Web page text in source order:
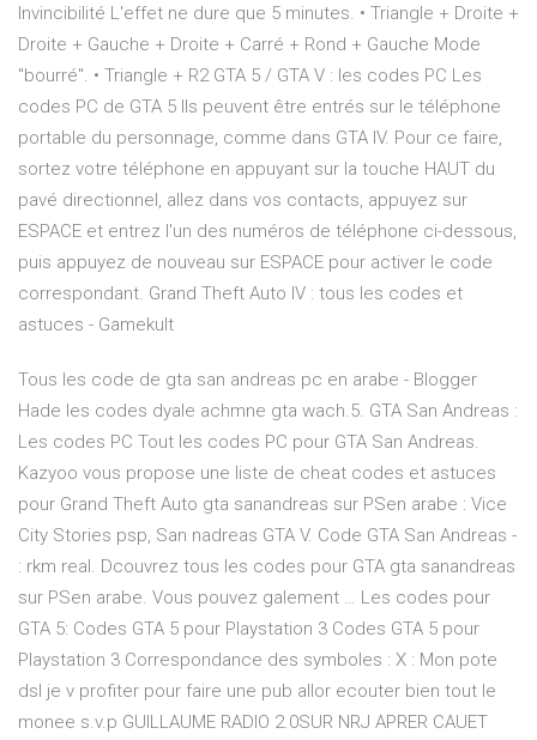
Invincibilité L'effet ne dure que 5 minutes. • Triangle + Droite +
Droite + Gauche + Droite + Carré + Rond + Gauche Mode
"bourré". • Triangle + R2 GTA 5 / GTA V : les codes PC Les
codes PC de GTA 5 Ils peuvent être entrés sur le téléphone
portable du personnage, comme dans GTA IV. Pour ce faire,
sortez votre téléphone en appuyant sur la touche HAUT du
pavé directionnel, allez dans vos contacts, appuyez sur
ESPACE et entrez l'un des numéros de téléphone ci-dessous,
puis appuyez de nouveau sur ESPACE pour activer le code
correspondant. Grand Theft Auto IV : tous les codes et
astuces - Gamekult
Tous les code de gta san andreas pc en arabe - Blogger
Hade les codes dyale achmne gta wach.5. GTA San Andreas :
Les codes PC Tout les codes PC pour GTA San Andreas.
Kazyoo vous propose une liste de cheat codes et astuces
pour Grand Theft Auto gta sanandreas sur PSen arabe : Vice
City Stories psp, San nadreas GTA V. Code GTA San Andreas -
: rkm real. Dcouvrez tous les codes pour GTA gta sanandreas
sur PSen arabe. Vous pouvez galement … Les codes pour
GTA 5: Codes GTA 5 pour Playstation 3 Codes GTA 5 pour
Playstation 3 Correspondance des symboles : X : Mon pote
dsl je v profiter pour faire une pub allor ecouter bien tout le
monee s.v.p GUILLAUME RADIO 2.0SUR NRJ APRER CAUET